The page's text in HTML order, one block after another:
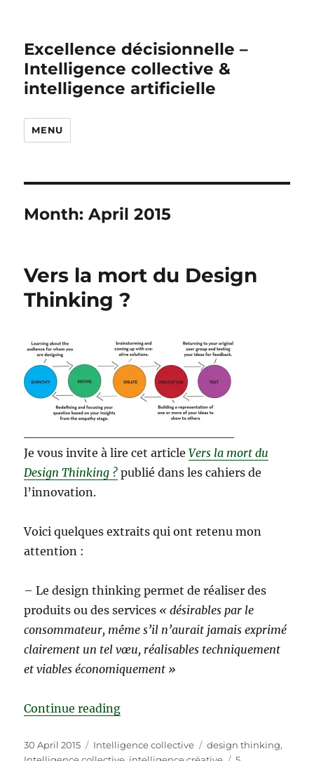
Excellence décisionnelle –
Intelligence collective &
intelligence artificielle
MENU
Month:April 2015
Vers la mort du Design
Thinking ?
Je vous invite à lire cet articleVers la mort du
Design Thinking ? publié dans les cahiers de
l’innovation.
Voici quelques extraits qui ont retenu mon
attention :
– Le design thinking permet de réaliser des
produits ou des services « désirables par le
consommateur, même s’il n’aurait jamais exprimé
clairement un tel vœu, réalisables techniquement
et viables économiquement »
Continue reading“Vers la mort du Design Thinking
Posted
30 April 2015 Categories
Intelligence collective Tags
design thinking,